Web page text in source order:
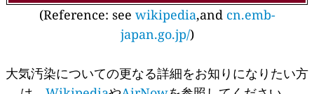
(Reference: see wikipedia,and cn.emb-
japan.go.jp/)
大気汚染についての更なる詳細をお知りになりたい方